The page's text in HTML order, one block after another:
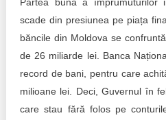
scade din presiunea pe piața
băncile din Moldova se
de 26 miliarde lei. Banca
record de bani, pentru care
milioane lei. Deci, Guvernul în
care stau fără folos pe